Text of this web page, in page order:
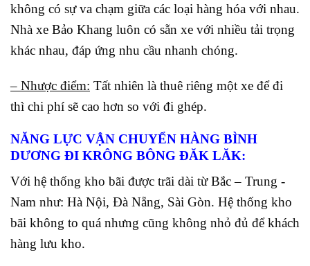
không có sự va chạm giữa các loại hàng hóa với nhau.
Nhà xe Bảo Khang luôn có sẵn xe với nhiều tải trọng
khác nhau, đáp ứng nhu cầu nhanh chóng.
– Nhược điểm: Tất nhiên là thuê riêng một xe để đi
thì chi phí sẽ cao hơn so với đi ghép.
NĂNG LỰC VẬN CHUYỂN HÀNG BÌNH
DƯƠNG ĐI KRÔNG BÔNG ĐĂK LĂK:
Với hệ thống kho bãi được trãi dài từ Bắc – Trung -
Nam như: Hà Nội, Đà Nẵng, Sài Gòn. Hệ thống kho
bãi không to quá nhưng cũng không nhỏ đủ để khách
hàng lưu kho.